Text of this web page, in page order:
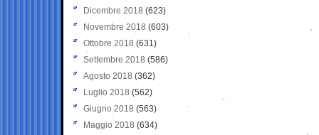
Dicembre 2018 (623)
Novembre 2018 (603)
Ottobre 2018 (631)
Settembre 2018 (586)
Agosto 2018 (362)
Luglio 2018 (562)
Giugno 2018 (563)
Maggio 2018 (634)